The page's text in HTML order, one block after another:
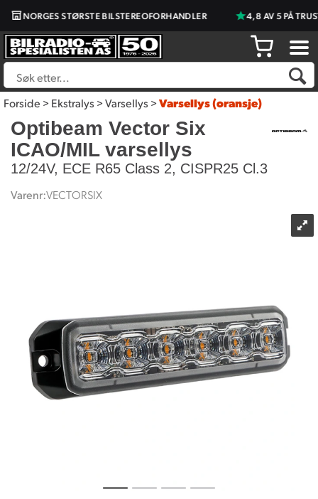
NORGES STØRSTE BILSTEREOFORHANDLER 4,8 AV 5 PÅ
Forside>Ekstralys>Varsellys>Varsellys (oransje)
Optibeam Vector Six
ICAO/MIL varsellys
12/24V, ECE R65 Class 2, CISPR25 Cl.3
Varenr:VECTORSIX